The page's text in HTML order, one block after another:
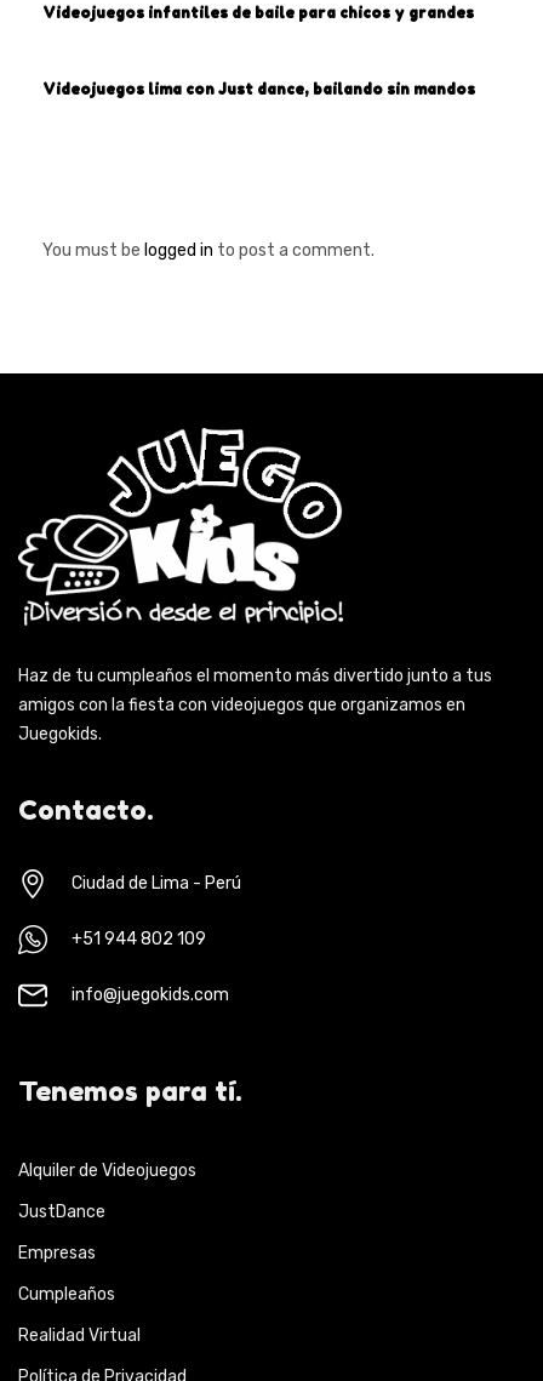
Videojuegos infantiles de baile para chicos y grandes
Videojuegos lima con Just dance, bailando sin mandos
You must be logged in to post a comment.
Haz de tu cumpleaños el momento más divertido junto a tus
amigos con la fiesta con videojuegos que organizamos en
Juegokids.
Contacto.
Ciudad de Lima - Perú
+51 944 802 109
info@juegokids.com
Tenemos para tí.
Alquiler de Videojuegos
JustDance
Empresas
Cumpleaños
Realidad Virtual
Política de Privacidad